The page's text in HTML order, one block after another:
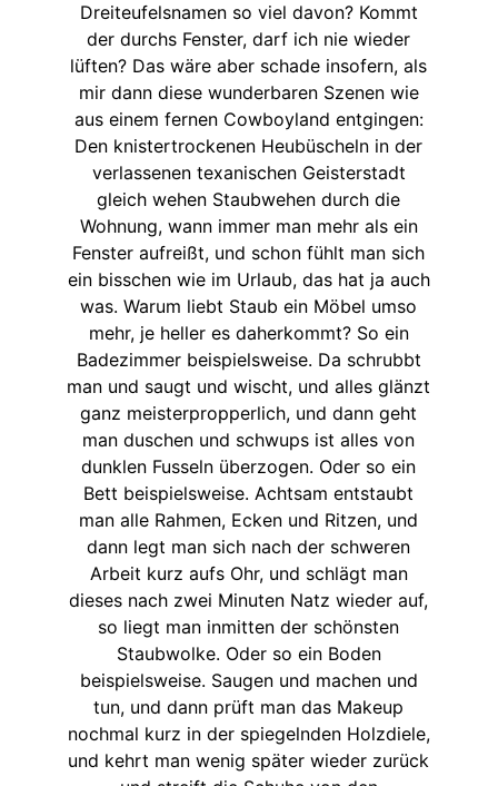
Dreiteufelsnamen so viel davon? Kommt
der durchs Fenster, darf ich nie wieder
lüften? Das wäre aber schade insofern, als
mir dann diese wunderbaren Szenen wie
aus einem fernen Cowboyland entgingen:
Den knistertrockenen Heubüscheln in der
verlassenen texanischen Geisterstadt
gleich wehen Staubwehen durch die
Wohnung, wann immer man mehr als ein
Fenster aufreißt, und schon fühlt man sich
ein bisschen wie im Urlaub, das hat ja auch
was. Warum liebt Staub ein Möbel umso
mehr, je heller es daherkommt? So ein
Badezimmer beispielsweise. Da schrubbt
man und saugt und wischt, und alles glänzt
ganz meisterpropperlich, und dann geht
man duschen und schwups ist alles von
dunklen Fusseln überzogen. Oder so ein
Bett beispielsweise. Achtsam entstaubt
man alle Rahmen, Ecken und Ritzen, und
dann legt man sich nach der schweren
Arbeit kurz aufs Ohr, und schlägt man
dieses nach zwei Minuten Natz wieder auf,
so liegt man inmitten der schönsten
Staubwolke. Oder so ein Boden
beispielsweise. Saugen und machen und
tun, und dann prüft man das Makeup
nochmal kurz in der spiegelnden Holzdiele,
und kehrt man wenig später wieder zurück